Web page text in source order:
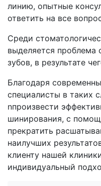
линию, опытные
ответить на все
Среди
выделяется
зубов, в результате
Благодаря
специалисты в таких
nпроизвести
шинирования, с
прекратить
наилучших
клиенту нашей
индивидуальный